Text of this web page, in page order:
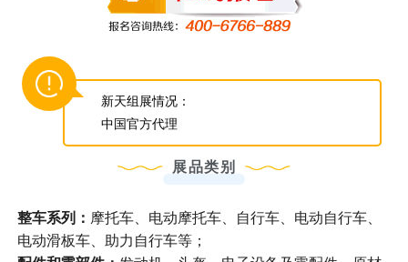
新天组展情况：
中国官方代理
展品类别
整车系列： 摩托车、电动摩托车、自行车、电动自行车、
电动滑板车、助力自行车等；